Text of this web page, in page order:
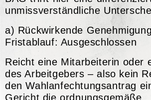
unmissverständliche
a) Rückwirkende
Fristablauf: Ausgeschlossen
Reicht eine Mitarbeiterin oder
des Arbeitgebers – also kein
den Wahlanfechtungsantrag
Gericht die ordnungsgemäße